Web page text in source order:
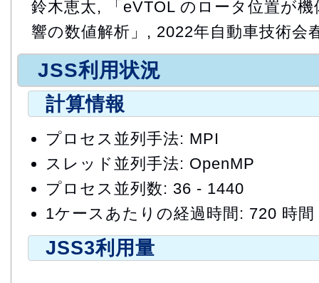
鈴木恵太, 「eVTOL のロータ位置が
響の数値解析」, 2022年自動車技術会
JSS利用状況
計算情報
プロセス並列手法: MPI
スレッド並列手法: OpenMP
プロセス並列数: 36 - 1440
1ケースあたりの経過時間: 720 時間
JSS3利用量